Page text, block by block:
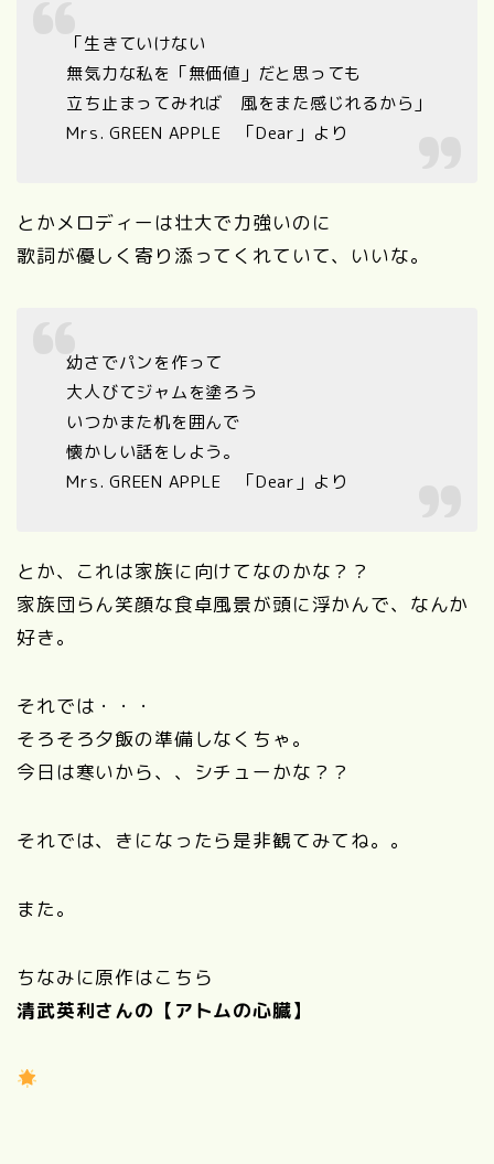
「生きていけない
無気力な私を「無価値」だと思っても
立ち止まってみれば 風をまた感じれるから」
Mrs. GREEN APPLE 「Dear」より
とかメロディーは壮大で力強いのに
歌詞が優しく寄り添ってくれていて、いいな。
幼さでパンを作って
大人びてジャムを塗ろう
いつかまた机を囲んで
懐かしい話をしよう。
Mrs. GREEN APPLE 「Dear」より
とか、これは家族に向けてなのかな？？
家族団らん笑顔な食卓風景が頭に浮かんで、なんか
好き。
それでは・・・
そろそろ夕飯の準備しなくちゃ。
今日は寒いから、、シチューかな？？
それでは、きになったら是非観てみてね。。
また。
ちなみに原作はこちら
清武英利さんの【アトムの心臓】